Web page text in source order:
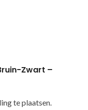
Zwart –
te plaatsen.